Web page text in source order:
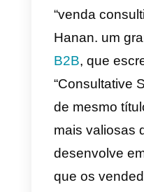
com
Podemos
“venda